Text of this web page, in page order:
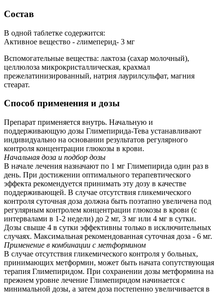
Состав
В одной таблетке содержится:
Активное вещество - глимеперид- 3 мг
Вспомогательные вещества: лактоза (сахар молочный),
целлюлоза микрокристаллическая, крахмал
прежелатинизированный, натрия лаурилсульфат, магния
стеарат.
Способ применения и дозы
Препарат применяется внутрь. Начальную и
поддерживающую дозы Глимепирида-Тева устанавливают
индивидуально на основании результатов регулярного
контроля концентрации глюкозы в крови.
Начальная доза и подбор дозы
В начале лечения назначают по 1 мг Глимепирида один раз в
день. При достижении оптимального терапевтического
эффекта рекомендуется принимать эту дозу в качестве
поддерживающей. В случае отсутствия гликемического
контроля суточная доза должна быть поэтапно увеличена под
регулярным контролем концентрации глюкозы в крови (с
интервалами в 1-2 недели) до 2 мг, 3 мг или 4 мг в сутки.
Дозы свыше 4 в сутки эффективны только в исключительных
случаях. Максимальная рекомендованная суточная доза - 6 мг.
Применение в комбинации с метформином
В случае отсутствия гликемического контроля у больных,
принимающих метформин, может быть начата сопутствующая
терапия Глимепиридом. При сохранении дозы метформина на
прежнем уровне лечение Глимепиридом начинается с
минимальной дозы, а затем доза постепенно увеличивается в